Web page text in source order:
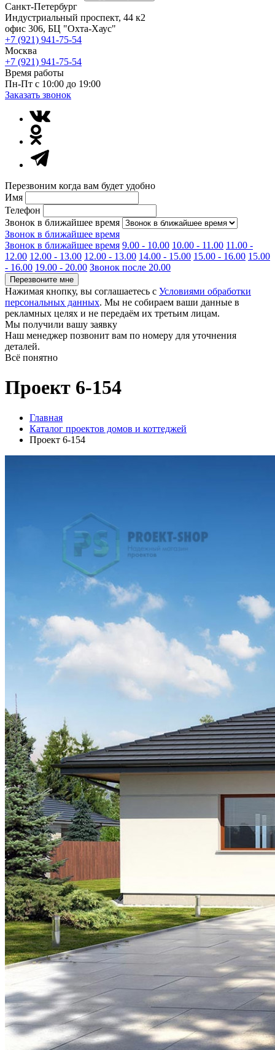
Санкт-Петербург
Индустриальный проспект, 44 к2
офис 306, БЦ "Охта-Хаус"
+7 (921) 941-75-54
Москва
+7 (921) 941-75-54
Время работы
Пн-Пт с 10:00 до 19:00
Заказать звонок
Перезвоним когда вам будет удобно
Имя
Телефон
Звонок в ближайшее время
Звонок в ближайшее время
Звонок в ближайшее время 9.00 - 10.00 10.00 - 11.00 11.00 -
12.00 12.00 - 13.00 12.00 - 13.00 14.00 - 15.00 15.00 - 16.00 15.00
- 16.00 19.00 - 20.00 Звонок после 20.00
Перезвоните мне
Нажимая кнопку, вы соглашаетесь с Условиями обработки
персональных данных. Мы не собираем ваши данные в
рекламных целях и не передаём их третьим лицам.
Мы получили вашу заявку
Наш менеджер позвонит вам по номеру для уточнения
деталей.
Всё понятно
Проект 6-154
Главная
Каталог проектов домов и коттеджей
Проект 6-154